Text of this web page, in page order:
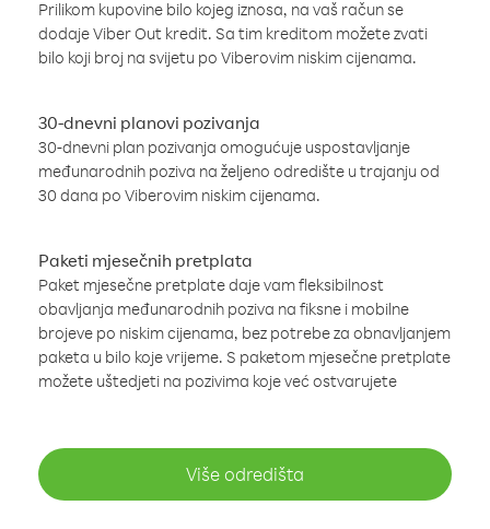
Prilikom kupovine bilo kojeg iznosa, na vaš račun se
dodaje Viber Out kredit. Sa tim kreditom možete zvati
bilo koji broj na svijetu po Viberovim niskim cijenama.
30-dnevni planovi pozivanja
30-dnevni plan pozivanja omogućuje uspostavljanje
međunarodnih poziva na željeno odredište u trajanju od
30 dana po Viberovim niskim cijenama.
Paketi mjesečnih pretplata
Paket mjesečne pretplate daje vam fleksibilnost
obavljanja međunarodnih poziva na fiksne i mobilne
brojeve po niskim cijenama, bez potrebe za obnavljanjem
paketa u bilo koje vrijeme. S paketom mjesečne pretplate
možete uštedjeti na pozivima koje već ostvarujete
Više odredišta